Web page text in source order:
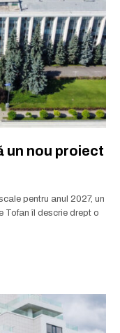
un nou proiect
pentru anul 2027, un
Tofan îl descrie drept o